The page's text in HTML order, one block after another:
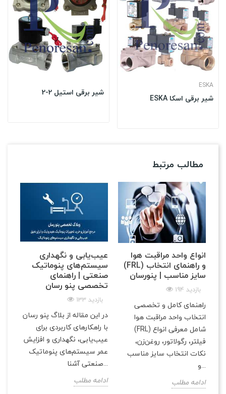
شیر برقی استیل 2-2
ESKA
شیر برقی اسکا ESKA
مطالب مرتبط
عیب‌یابی و نگهداری
سیستم‌های پنوماتیک
صنعتی | راهنمای
تخصصی پنو رسان
133 بازدید
در این مقاله از بلاگ پنو رسان
با راهکارهای کاربردی برای
عیب‌یابی، نگهداری و افزایش
عمر سیستم‌های پنوماتیک
صنعتی آشنا...
ادامه مطلب
انواع واحد مراقبت هوا
(FRL) و راهنمای انتخاب
سایز مناسب | پنو‌رسان
194 بازدید
راهنمای کامل و تخصصی
انتخاب واحد مراقبت هوا
(FRL) شامل معرفی انواع
فیلتر، رگولاتور، روغن‌زن،
نکات انتخاب سایز مناسب
و...
ادامه مطلب